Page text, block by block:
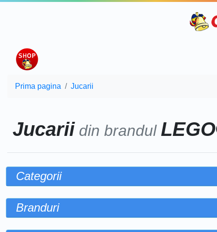
Prima pagina Jucarii
Jucariidin brandul
Categorii
Branduri